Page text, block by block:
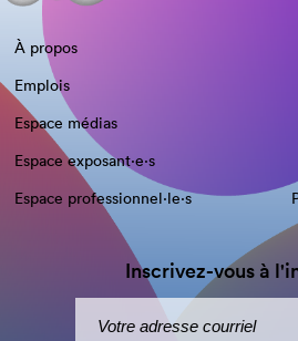
À propos
Emplois
Espace médias
Espace exposant·e⋅s
Espace professionnel·le⋅s
Inscrivez-vous à